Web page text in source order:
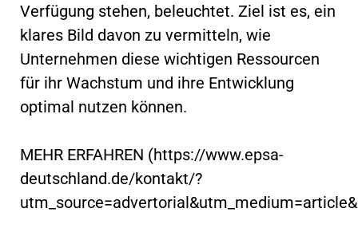
Verfügung stehen, beleuchtet. Ziel ist es, ein
klares Bild davon zu vermitteln, wie
Unternehmen diese wichtigen Ressourcen
für ihr Wachstum und ihre Entwicklung
optimal nutzen können.
MEHR ERFAHREN (https://www.epsa-
deutschland.de/kontakt/?